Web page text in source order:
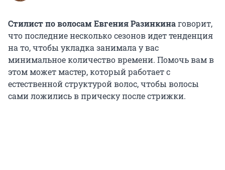
Стилист по волосам Евгения Разинкинаговорит,
что последние несколько сезонов идет тенденция
на то, чтобы укладка занимала у вас
минимальное количество времени. Помочь вам в
этом может мастер, который работает с
естественной структурой волос, чтобы волосы
сами ложились в прическу после стрижки.